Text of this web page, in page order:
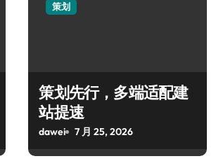
策划
策划先行，多端适配建
站提速
dawei 7 月 25, 2026